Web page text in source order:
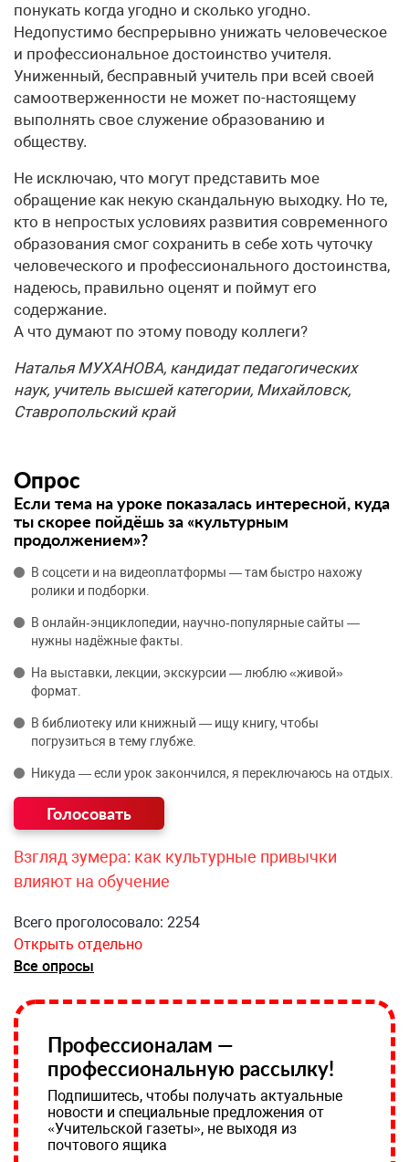
понукать когда угодно и сколько угодно.
Недопустимо беспрерывно унижать человеческое
и профессиональное достоинство учителя.
Униженный, бесправный учитель при всей своей
самоотверженности не может по-настоящему
выполнять свое служение образованию и
обществу.
Не исключаю, что могут представить мое
обращение как некую скандальную выходку. Но те,
кто в непростых условиях развития современного
образования смог сохранить в себе хоть чуточку
человеческого и профессионального достоинства,
надеюсь, правильно оценят и поймут его
содержание.
А что думают по этому поводу коллеги?
Наталья МУХАНОВА, кандидат педагогических
наук, учитель высшей категории, Михайловск,
Ставропольский край
Опрос
Если тема на уроке показалась интересной, куда
ты скорее пойдёшь за «культурным
продолжением»?
В соцсети и на видеоплатформы — там быстро нахожу
ролики и подборки.
В онлайн‑энциклопедии, научно‑популярные сайты —
нужны надёжные факты.
На выставки, лекции, экскурсии — люблю «живой»
формат.
В библиотеку или книжный — ищу книгу, чтобы
погрузиться в тему глубже.
Никуда — если урок закончился, я переключаюсь на отдых.
Взгляд зумера: как культурные привычки
влияют на обучение
Всего проголосовало: 2254
Открыть отдельно
Все опросы
Профессионалам —
профессиональную рассылку!
Подпишитесь, чтобы получать актуальные
новости и специальные предложения от
«Учительской газеты», не выходя из
почтового ящика